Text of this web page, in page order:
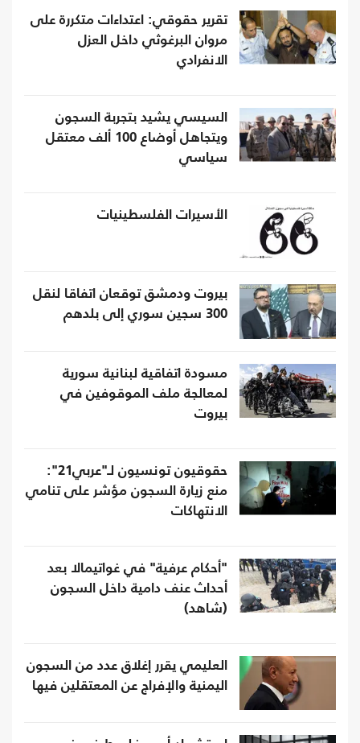
تقرير حقوقي: اعتداءات متكررة على
مروان البرغوثي داخل العزل
الانفرادي
السيسي يشيد بتجربة السجون
ويتجاهل أوضاع 100 ألف معتقل
سياسي
الأسيرات الفلسطينيات
بيروت ودمشق توقعان اتفاقا لنقل
300 سجين سوري إلى بلدهم
مسودة اتفاقية لبنانية سورية
لمعالجة ملف الموقوفين في
بيروت
حقوقيون تونسيون لـ"عربي21":
منع زيارة السجون مؤشر على تنامي
الانتهاكات
"أحكام عرفية" في غواتيمالا بعد
أحداث عنف دامية داخل السجون
(شاهد)
العليمي يقرر إغلاق عدد من السجون
اليمنية والإفراج عن المعتقلين فيها